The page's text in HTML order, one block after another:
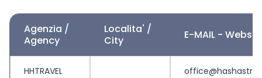
Agenzia /
Agency
Localita' /
City
E-MAIL -
HHTRAVEL